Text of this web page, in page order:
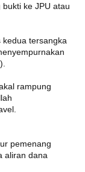
ke JPU atau
kedua tersangka
rampung
pemenang
aliran dana